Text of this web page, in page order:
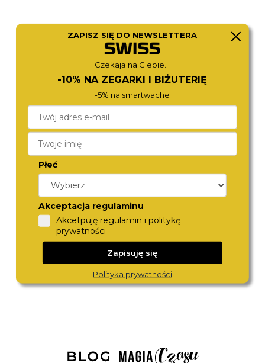
TOMMY HILFIGER
1792230
690,-
20668/3
699,-
TOMMY HILFIGER
590,-
FESTINA
649,-
ZAPISZ SIĘ DO NEWSLETTERA
Czekają na Ciebie...
-10% NA ZEGARKI I BIŻUTERIĘ
-5% na smartwache
Płeć
Akceptacja regulaminu
Akcetpuję regulamin i politykę
prywatności
Zapisuję się
Polityka prywatności